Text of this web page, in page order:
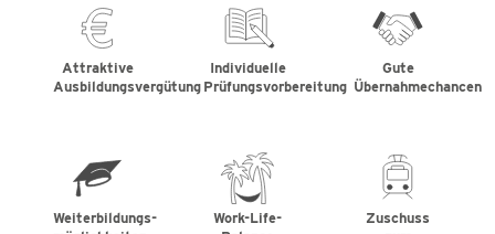
Attraktive
Ausbildungsvergütung
Individuelle
Prüfungsvorbereitung
Gute
Übernahmechancen
Weiterbildungs-
Work-Life-
Zuschuss